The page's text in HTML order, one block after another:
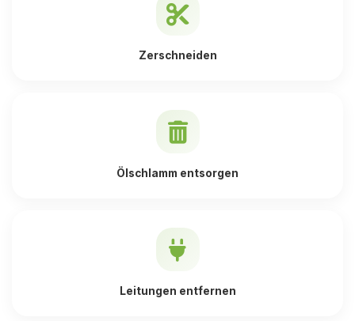
Zerschneiden
Ölschlamm entsorgen
Leitungen entfernen